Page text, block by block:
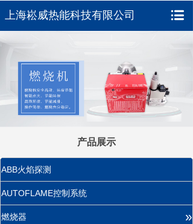
产品展示
ABB火焰探测
AUTOFLAME控制系统
燃烧器 »
上海崧威热能科技有限公司